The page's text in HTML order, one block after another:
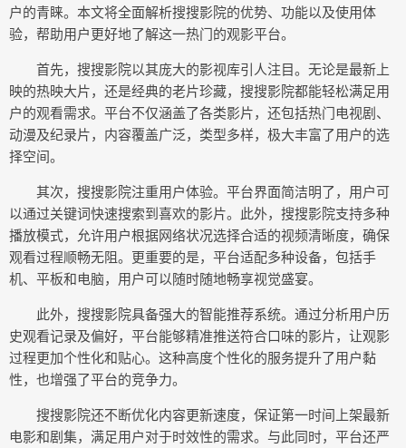
户的青睐。本文将全面解析搜搜影院的优势、功能以及使用体
验，帮助用户更好地了解这一热门的观影平台。
首先，搜搜影院以其庞大的影视库引人注目。无论是最新上
映的热映大片，还是经典的老片珍藏，搜搜影院都能轻松满足用
户的观看需求。平台不仅涵盖了各类影片，还包括热门电视剧、
动漫及纪录片，内容覆盖广泛，类型多样，极大丰富了用户的选
择空间。
其次，搜搜影院注重用户体验。平台界面简洁明了，用户可
以通过关键词快速搜索到喜欢的影片。此外，搜搜影院支持多种
播放模式，允许用户根据网络状况选择合适的视频清晰度，确保
观看过程顺畅无阻。更重要的是，平台适配多种设备，包括手
机、平板和电脑，用户可以随时随地畅享视觉盛宴。
此外，搜搜影院具备强大的智能推荐系统。通过分析用户历
史观看记录及偏好，平台能够精准推送符合口味的影片，让观影
过程更加个性化和贴心。这种高度个性化的服务提升了用户黏
性，也增强了平台的竞争力。
搜搜影院还不断优化内容更新速度，保证第一时间上架最新
电影和剧集，满足用户对于时效性的需求。与此同时，平台还严